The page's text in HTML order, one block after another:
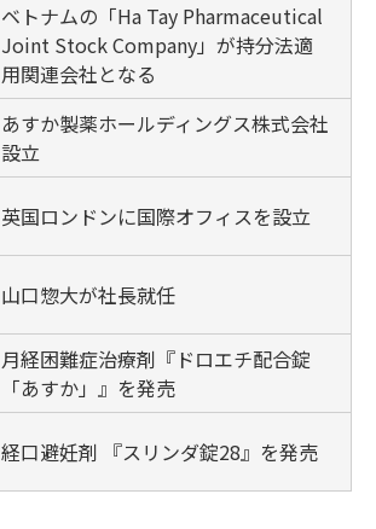
ベトナムの「Ha Tay Pharmaceutical
Joint Stock Company」が持分法適
用関連会社となる
あすか製薬ホールディングス株式会社
設立
英国ロンドンに国際オフィスを設立
山口惣大が社長就任
月経困難症治療剤『ドロエチ配合錠
「あすか」』を発売
経口避妊剤 『スリンダ錠28』を発売